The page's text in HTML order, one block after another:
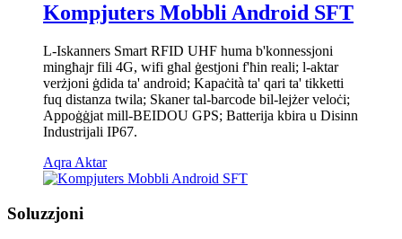
Kompjuters Mobbli Android SFT
L-Iskanners Smart RFID UHF huma b'konnessjoni
mingħajr fili 4G, wifi għal ġestjoni f'ħin reali; l-aktar
verżjoni ġdida ta' android; Kapaċità ta' qari ta' tikketti
fuq distanza twila; Skaner tal-barcode bil-lejżer veloċi;
Appoġġjat mill-BEIDOU GPS; Batterija kbira u Disinn
Industrijali IP67.
Aqra Aktar
Soluzzjoni